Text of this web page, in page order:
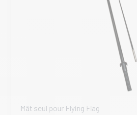
Mât seul pour Flying Flag